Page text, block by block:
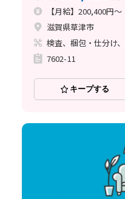
【月給】200,400円～
滋賀県草津市
7602-11
キープする